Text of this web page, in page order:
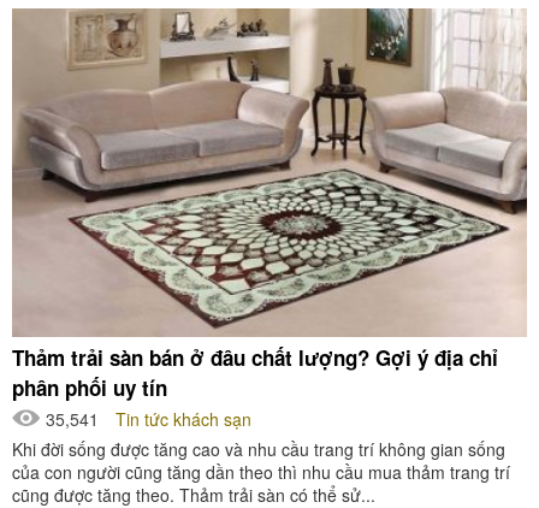
Thảm trải sàn bán ở đâu chất lượng? Gợi ý địa chỉ
phân phối uy tín
35,541
Tin tức khách sạn
Khi đời sống được tăng cao và nhu cầu trang trí không gian sống
của con người cũng tăng dần theo thì nhu cầu mua thảm trang trí
cũng được tăng theo. Thảm trải sàn có thể sử...